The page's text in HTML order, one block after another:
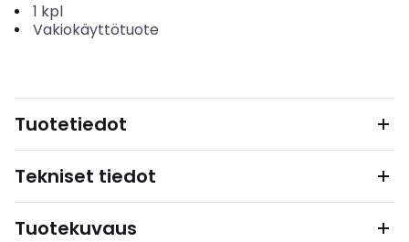
1 kpl
Vakiokäyttötuote
Tuotetiedot
Tekniset tiedot
Tuotekuvaus